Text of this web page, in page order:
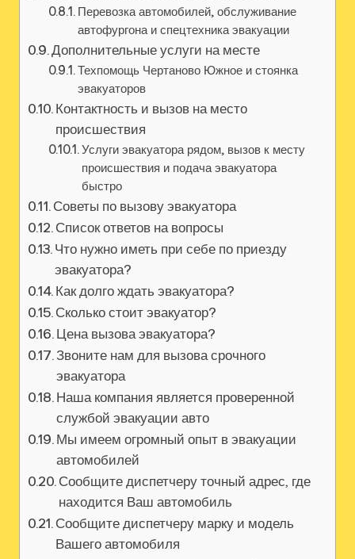
Перевозка автомобилей‚ обслуживание
автофургона и спецтехника эвакуации
Дополнительные услуги на месте
Техпомощь Чертаново Южное и стоянка
эвакуаторов
Контактность и вызов на место
происшествия
Услуги эвакуатора рядом‚ вызов к месту
происшествия и подача эвакуатора
быстро
Советы по вызову эвакуатора
Список ответов на вопросы
Что нужно иметь при себе по приезду
эвакуатора?
Как долго ждать эвакуатора?
Сколько стоит эвакуатор?
Цена вызова эвакуатора?
Звоните нам для вызова срочного
эвакуатора
Наша компания является проверенной
службой эвакуации авто
Мы имеем огромный опыт в эвакуации
автомобилей
Сообщите диспетчеру точный адрес‚ где
находится Ваш автомобиль
Сообщите диспетчеру марку и модель
Вашего автомобиля